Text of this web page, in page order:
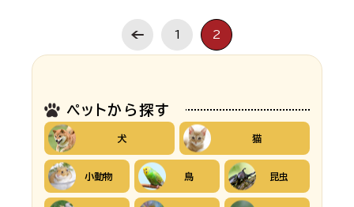
1 2
ペットから探す
犬 猫
小動物 鳥 昆虫